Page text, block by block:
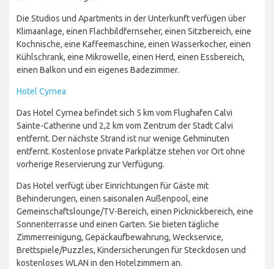
Die Studios und Apartments in der Unterkunft verfügen über
Klimaanlage, einen Flachbildfernseher, einen Sitzbereich, eine
Kochnische, eine Kaffeemaschine, einen Wasserkocher, einen
Kühlschrank, eine Mikrowelle, einen Herd, einen Essbereich,
einen Balkon und ein eigenes Badezimmer.
Hotel Cyrnea
Das Hotel Cyrnea befindet sich 5 km vom Flughafen Calvi
Sainte-Catherine und 2,2 km vom Zentrum der Stadt Calvi
entfernt. Der nächste Strand ist nur wenige Gehminuten
entfernt. Kostenlose private Parkplätze stehen vor Ort ohne
vorherige Reservierung zur Verfügung.
Das Hotel verfügt über Einrichtungen für Gäste mit
Behinderungen, einen saisonalen Außenpool, eine
Gemeinschaftslounge/TV-Bereich, einen Picknickbereich, eine
Sonnenterrasse und einen Garten. Sie bieten tägliche
Zimmerreinigung, Gepäckaufbewahrung, Weckservice,
Brettspiele/Puzzles, Kindersicherungen für Steckdosen und
kostenloses WLAN in den Hotelzimmern an.